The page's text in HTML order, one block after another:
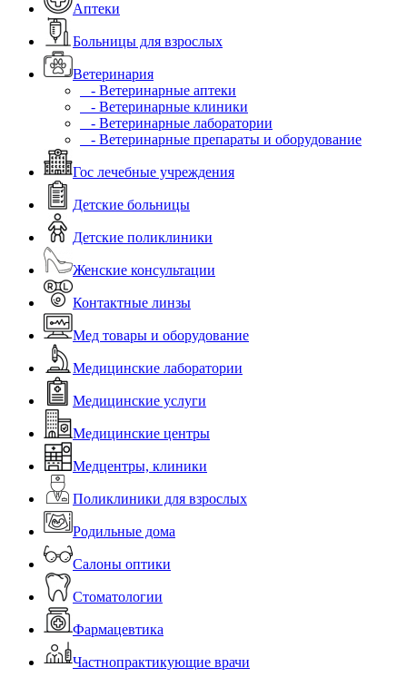
Аптеки
Больницы для взрослых
Ветеринария
- Ветеринарные аптеки
- Ветеринарные клиники
- Ветеринарные лаборатории
- Ветеринарные препараты и оборудование
Гос лечебные учреждения
Детские больницы
Детские поликлиники
Женские консультации
Контактные линзы
Мед товары и оборудование
Медицинские лаборатории
Медицинские услуги
Медицинские центры
Медцентры, клиники
Поликлиники для взрослых
Родильные дома
Салоны оптики
Стоматологии
Фармацевтика
Частнопрактикующие врачи